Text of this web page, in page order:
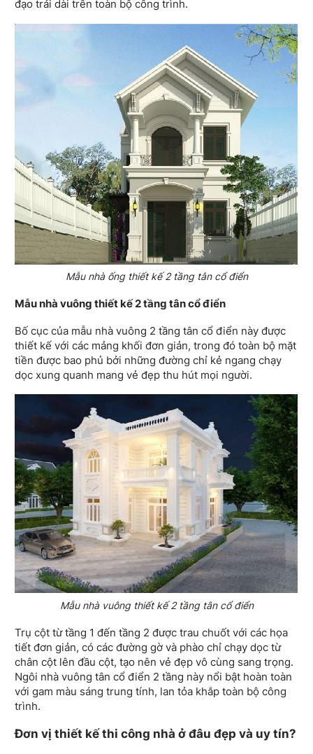
đạo trải dài trên toàn bộ công trình.
Mẫu nhà ống thiết kế 2 tầng tân cổ điển
Mẫu nhà vuông thiết kế 2 tầng tân cổ điển
Bố cục của mẫu nhà vuông 2 tầng tân cổ điển này được
thiết kế với các mảng khối đơn giản, trong đó toàn bộ mặt
tiền được bao phủ bởi những đường chỉ kẻ ngang chạy
dọc xung quanh mang vẻ đẹp thu hút mọi người.
Mẫu nhà vuông thiết kế 2 tầng tân cổ điển
Trụ cột từ tầng 1 đến tầng 2 được trau chuốt với các họa
tiết đơn giản, có các đường gờ và phào chỉ chạy dọc từ
chân cột lên đầu cột, tạo nên vẻ đẹp vô cùng sang trọng.
Ngôi nhà vuông tân cổ điển 2 tầng này nổi bật hoàn toàn
với gam màu sáng trung tính, lan tỏa khắp toàn bộ công
trình.
Đơn vị thiết kế thi công nhà ở đâu đẹp và uy tín?